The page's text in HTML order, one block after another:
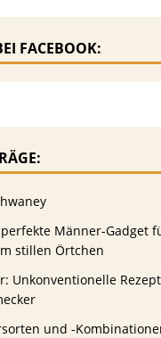
FACEBOOK:
Männer-Gadget
stillen Örtchen
Unkonventionelle
und -